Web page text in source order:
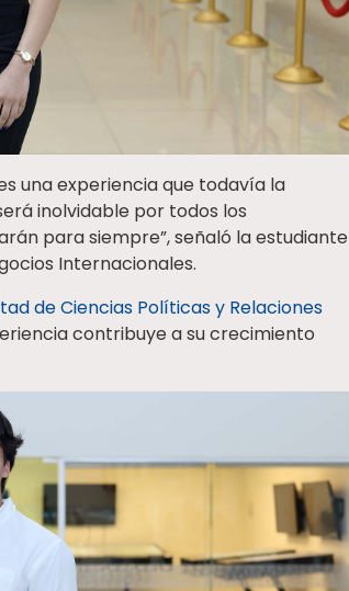
una experiencia que todavía la
inolvidable por todos los
para siempre”, señaló la estudiante
Internacionales.
de Ciencias Políticas y Relaciones
contribuye a su crecimiento